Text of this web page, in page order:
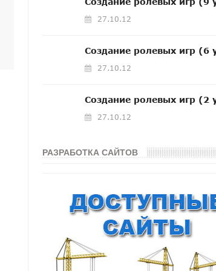
27.10.12
Создание ролевых игр (6
27.10.12
Создание ролевых игр (2
27.10.12
РАЗРАБОТКА САЙТОВ